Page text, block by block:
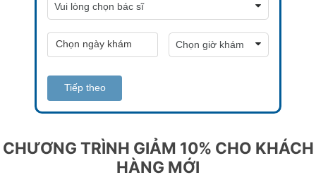
Tiếp theo
CHƯƠNG TRÌNH GIẢM 10% CHO KHÁCH
HÀNG MỚI